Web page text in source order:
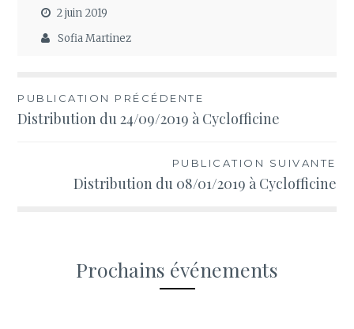
2 juin 2019
Sofia Martinez
Navigation
de
PUBLICATION PRÉCÉDENTE
Distribution du 24/09/2019 à Cyclofficine
PUBLICATION SUIVANTE
Distribution du 08/01/2019 à Cyclofficine
Prochains événements